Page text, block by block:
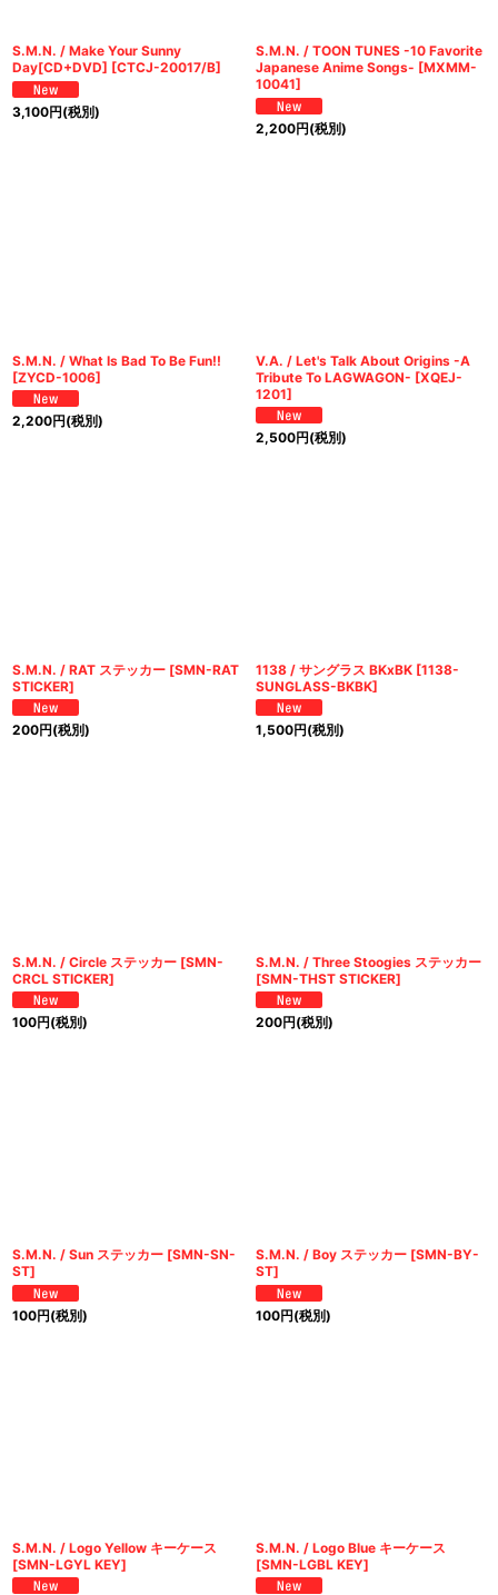
S.M.N. / Make Your Sunny
Day[CD+DVD] [CTCJ-20017/B]
3,100円(税別)
S.M.N. / TOON TUNES -10 Favorite
Japanese Anime Songs- [MXMM-
10041]
2,200円(税別)
S.M.N. / What Is Bad To Be Fun!!
[ZYCD-1006]
2,200円(税別)
V.A. / Let's Talk About Origins -A
Tribute To LAGWAGON- [XQEJ-
1201]
2,500円(税別)
S.M.N. / RAT ステッカー [SMN-RAT
STICKER]
200円(税別)
1138 / サングラス BKxBK [1138-
SUNGLASS-BKBK]
1,500円(税別)
S.M.N. / Circle ステッカー [SMN-
CRCL STICKER]
100円(税別)
S.M.N. / Three Stoogies ステッカー
[SMN-THST STICKER]
200円(税別)
S.M.N. / Sun ステッカー [SMN-SN-
ST]
100円(税別)
S.M.N. / Boy ステッカー [SMN-BY-
ST]
100円(税別)
S.M.N. / Logo Yellow キーケース
[SMN-LGYL KEY]
S.M.N. / Logo Blue キーケース
[SMN-LGBL KEY]